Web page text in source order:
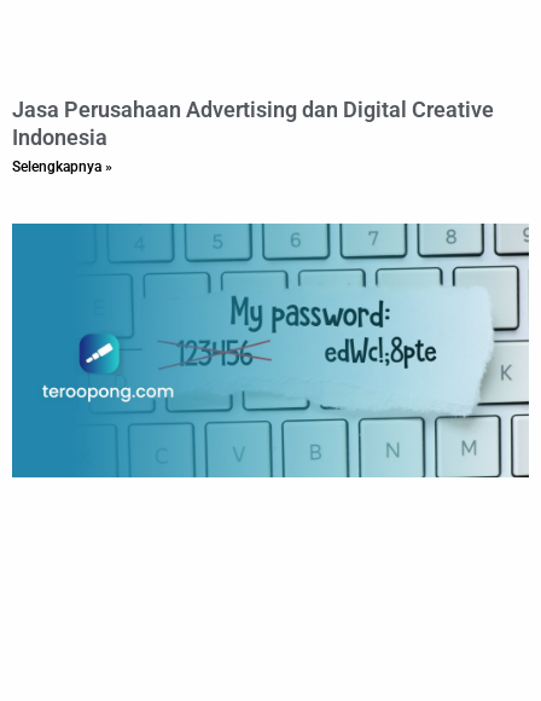
Jasa Perusahaan Advertising dan Digital Creative
Indonesia
Selengkapnya »